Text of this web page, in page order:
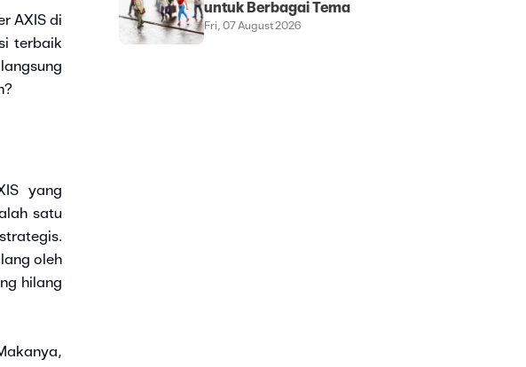
AXIS di
terbaik
yang
satu
oleh
hilang
untuk Berbagai Tema
Fri, 07 August 2026